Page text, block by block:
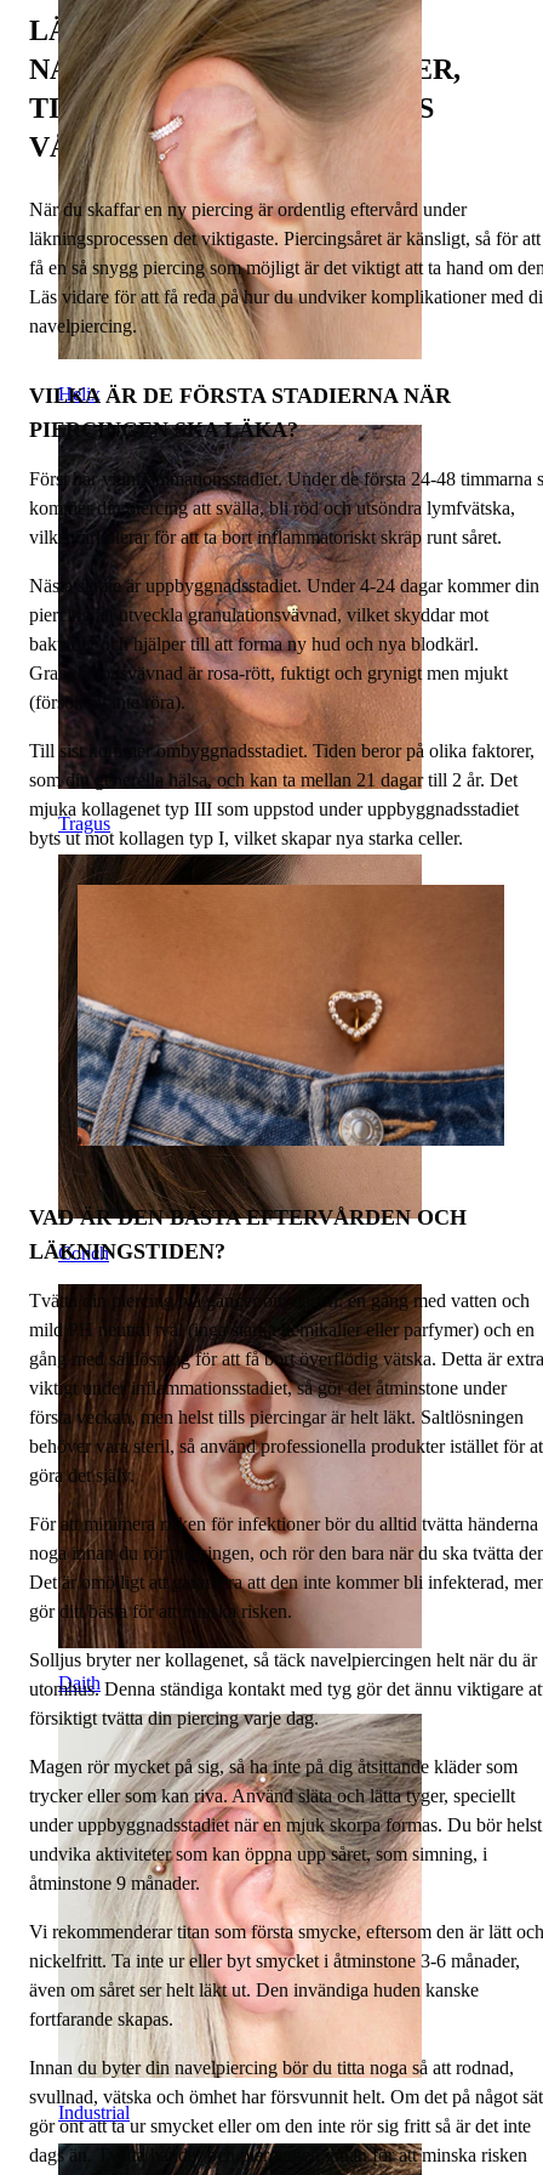
Helix
Tragus
Conch
Daith
Industrial
LÄKNINGSPROCESSEN AV
NAVELPIERCINGAR: STADIER,
TIDSLINJE OCH EXPERTENS
VÅRDTIPS
När du skaffar en ny piercing är ordentlig eftervård under
läkningsprocessen det viktigaste. Piercingsåret är känsligt, så för att
få en så snygg piercing som möjligt är det viktigt att ta hand om
Läs vidare för att få reda på hur du undviker komplikationer med
navelpiercing.
VILKA ÄR DE FÖRSTA STADIERNA NÄR
PIERCINGEN SKA LÄKA?
Först har vi inflammationsstadiet. Under de första 24-48 timmarna
kommer din piercing att svälla, bli röd och utsöndra lymfvätska,
vilket cirkulerar för att ta bort inflammatoriskt skräp runt såret.
Nästa stadie är uppbyggnadsstadiet. Under 4-24 dagar kommer din
piercing att utveckla granulationsvävnad, vilket skyddar mot
bakterier och hjälper till att forma ny hud och nya blodkärl.
Granulationsvävnad är rosa-rött, fuktigt och grynigt men mjukt
(försök att inte röra).
Till sist kommer ombyggnadsstadiet. Tiden beror på olika faktorer,
som din generella hälsa, och kan ta mellan 21 dagar till 2 år. Det
mjuka kollagenet typ III som uppstod under uppbyggnadsstadiet
byts ut mot kollagen typ I, vilket skapar nya starka celler.
VAD ÄR DEN BÄSTA EFTERVÅRDEN OCH
LÄKNINGSTIDEN?
Tvätta din piercing två gånger om dagen: en gång med vatten och
mild PH neutral tvål (inga starka kemikalier eller parfymer) och en
gång med saltlösning för att få bort överflödig vätska. Detta är extra
viktigt under inflammationsstadiet, så gör det åtminstone under
första veckan, men helst tills piercingar är helt läkt. Saltlösningen
behöver vara steril, så använd professionella produkter istället för
göra det själv.
För att minimera risken för infektioner bör du alltid tvätta händerna
noga innan du rör piercingen, och rör den bara när du ska tvätta
Det är omöjligt att garantera att den inte kommer bli infekterad,
gör ditt bästa för att minska risken.
Solljus bryter ner kollagenet, så täck navelpiercingen helt när du är
utomhus. Denna ständiga kontakt med tyg gör det ännu viktigare
försiktigt tvätta din piercing varje dag.
Magen rör mycket på sig, så ha inte på dig åtsittande kläder som
trycker eller som kan riva. Använd släta och lätta tyger, speciellt
under uppbyggnadsstadiet när en mjuk skorpa formas. Du bör helst
undvika aktiviteter som kan öppna upp såret, som simning, i
åtminstone 9 månader.
Vi rekommenderar titan som första smycke, eftersom den är lätt och
nickelfritt. Ta inte ur eller byt smycket i åtminstone 3-6 månader,
även om såret ser helt läkt ut. Den invändiga huden kanske
fortfarande skapas.
Innan du byter din navelpiercing bör du titta noga så att rodnad,
svullnad, vätska och ömhet har försvunnit helt. Om det på något
gör ont att ta ur smycket eller om den inte rör sig fritt så är det inte
dags än. Tvätta händer och piercingen innan för att minska risken